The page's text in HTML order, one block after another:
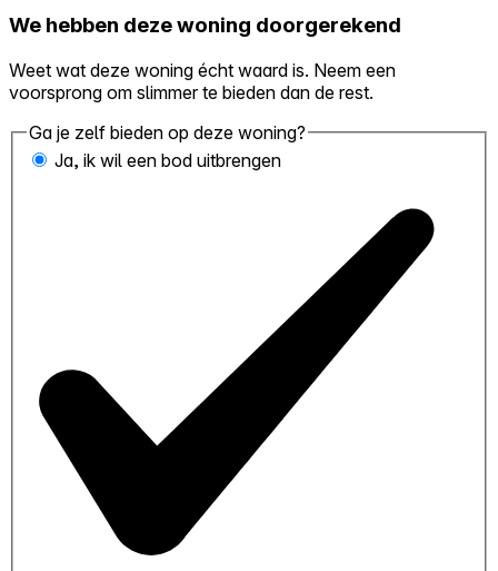
We hebben deze woning doorgerekend
Weet wat deze woning écht waard is. Neem een
voorsprong om slimmer te bieden dan de rest.
Ga je zelf bieden op deze woning?
Ja, ik wil een bod uitbrengen